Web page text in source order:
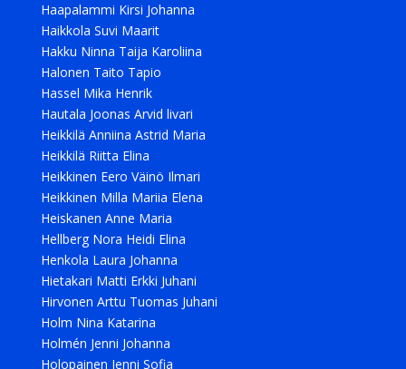
Haapalammi Kirsi Johanna
Haikkola Suvi Maarit
Hakku Ninna Taija Karoliina
Halonen Taito Tapio
Hassel Mika Henrik
Hautala Joonas Arvid livari
Heikkilä Anniina Astrid Maria
Heikkilä Riitta Elina
Heikkinen Eero Väinö Ilmari
Heikkinen Milla Mariia Elena
Heiskanen Anne Maria
Hellberg Nora Heidi Elina
Henkola Laura Johanna
Hietakari Matti Erkki Juhani
Hirvonen Arttu Tuomas Juhani
Holm Nina Katarina
Holmén Jenni Johanna
Holopainen Jenni Sofia